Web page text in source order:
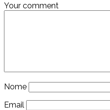
Your comment
Nome
Email